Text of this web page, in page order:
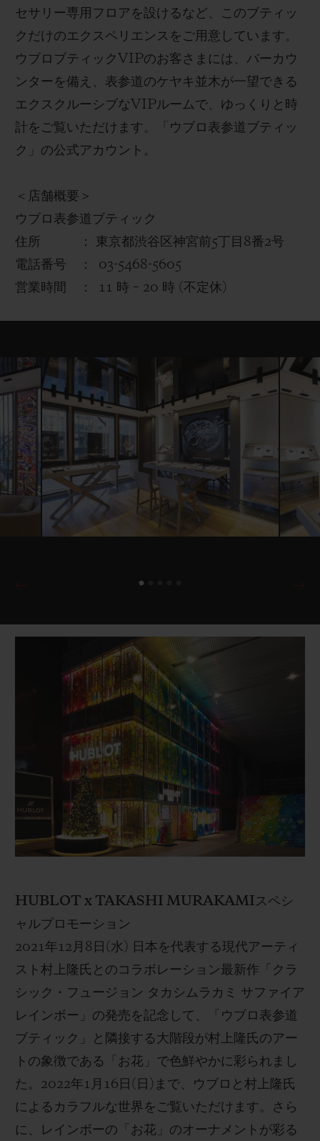
セサリー専用フロアを設けるなど、このブティッ
クだけのエクスペリエンスをご用意しています。
ウブロブティック VIPのお客さまには、バーカウ
ンターを備え 、 表参道のケヤキ並木が一望できる
エクスクルーシブなVIPルームで、ゆっくりと時
計をご覧いただけます。
「ウブロ表参道ブティッ
ク」の公式アカウント。
＜店舗概要＞
ウブロ表参道ブティック
住所 ： 東京都渋谷区神宮前 5丁目 8番2号
電話番号 ：
03-5468-5605
営業時間 ：
11 時 – 20 時 ( 不定休 )
HUBLOT x TAKASHI MURAKAMIスペシ
ャルプロモーション
2021年12月 8 日 (水) 日本を代表する現代アーティ
スト村上隆氏とのコラボレーション最新作「クラ
シック・フュージョン タカシムラカミ サファイア
レインボー」の発売を記念して、「ウブロ表参道
ブティック」と隣接する大階段が村上隆氏のアー
トの象徴である「お花」で色鮮やかに彩られまし
た。 2022年1 月 16 日 ( 日 ) まで、ウブロと村上隆氏
によるカラフルな世界をご覧いただけます。さら
に、レインボーの「お花」のオーナメントが彩る